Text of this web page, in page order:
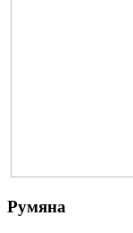
Румяна